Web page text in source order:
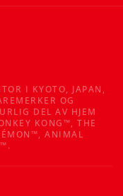
I KYOTO, JAPAN,
OG
DEL AV HJEM
KONG™, THE
ANIMAL